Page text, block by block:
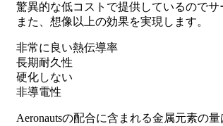
驚異的な低コストで提供しているので
また、想像以上の効果を実現します。
非常に良い熱伝導率
長期耐久性
硬化しない
非導電性
Aeronautsの配合に含まれる金属元素の